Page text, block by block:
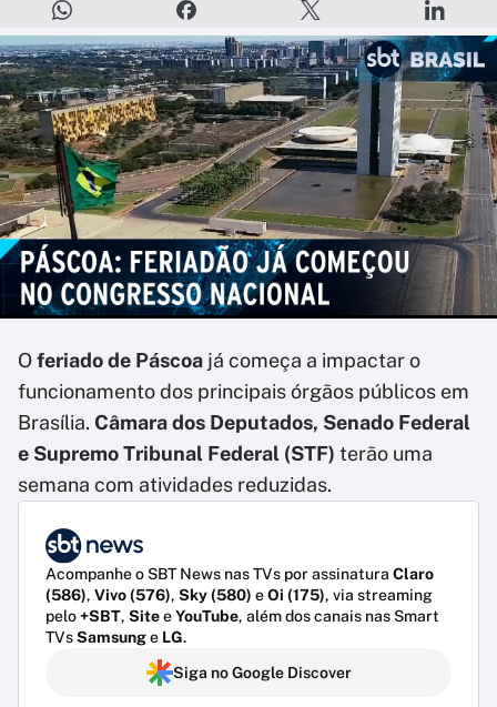
Oferiado de Páscoa já começa a impactar o
funcionamento dos principais órgãos públicos em
Brasília. Câmara dos Deputados, Senado Federal
e Supremo Tribunal Federal (STF) terão uma
semana com atividades reduzidas.
Acompanhe o SBT News nas TVs por assinatura Claro
(586), Vivo (576), Sky (580) eOi (175), via streaming
pelo+SBT, SiteeYouTube, além dos canais nas Smart
TVsSamsunge LG.
Siga no Google Discover